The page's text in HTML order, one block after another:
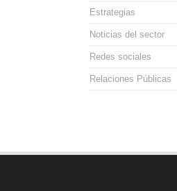
Estrategias
Noticias del sector
Redes sociales
Relaciones Públicas